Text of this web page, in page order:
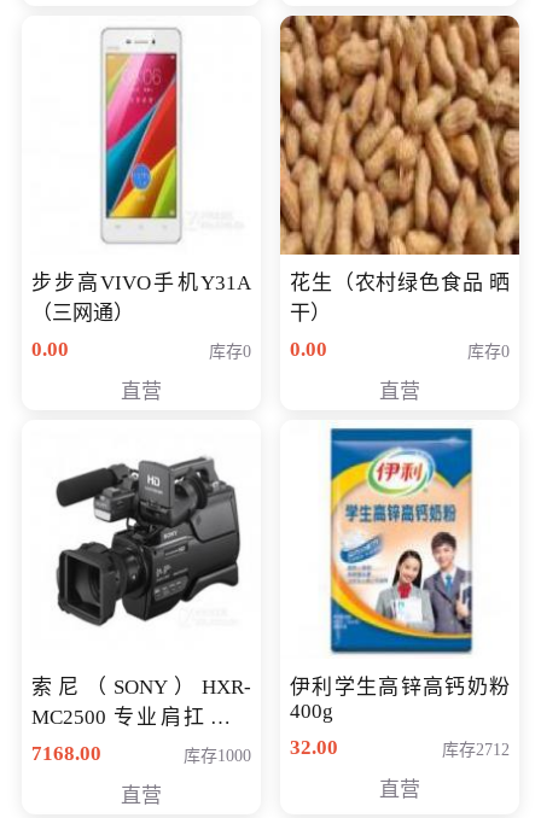
步步高VIVO手机Y31A
（三网通）
0.00
库存0
直营
花生（农村绿色食品 晒
干）
0.00
库存0
直营
索尼（SONY）HXR-
MC2500 专业肩扛式存
储卡全高清摄录一体机
清入门级摄像机
7168.00 库存1000
直营
伊利学生高锌高钙奶粉
400g
32.00
库存2712
直营